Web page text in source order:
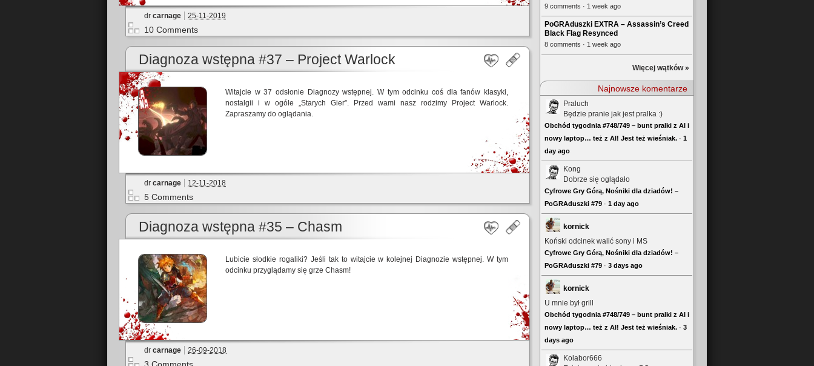
dr carnage 25-11-2019
10 Comments
Diagnoza wstępna #37 – Project Warlock
Witajcie w 37 odsłonie Diagnozy wstępnej. W tym odcinku coś dla fanów klasyki,
nostalgii i w ogóle „Starych Gier”. Przed wami nasz rodzimy Project Warlock.
Zapraszamy do oglądania.
dr carnage 12-11-2018
5 Comments
Diagnoza wstępna #35 – Chasm
Lubicie słodkie rogaliki? Jeśli tak to witajcie w kolejnej Diagnozie wstępnej. W tym
odcinku przyglądamy się grze Chasm!
dr carnage 26-09-2018
9 comments · 1 week ago
PoGRAduszki EXTRA – Assassin’s Creed
Black Flag Resynced
8 comments · 1 week ago
Więcej wątków »
Najnowsze komentarze
Praluch
Będzie pranie jak jest pralka :)
Obchód tygodnia #748/749 – bunt pralki z AI i
nowy laptop… też z AI! Jest też wieśniak. · 1
day ago
Kong
Dobrze się oglądało
Cyfrowe Gry Górą, Nośniki dla dziadów! –
PoGRAduszki #79 · 1 day ago
kornick
Koński odcinek walić sony i MS
Cyfrowe Gry Górą, Nośniki dla dziadów! –
PoGRAduszki #79 · 3 days ago
kornick
U mnie był grill
Obchód tygodnia #748/749 – bunt pralki z AI i
nowy laptop… też z AI! Jest też wieśniak. · 3
days ago
Kolabor666